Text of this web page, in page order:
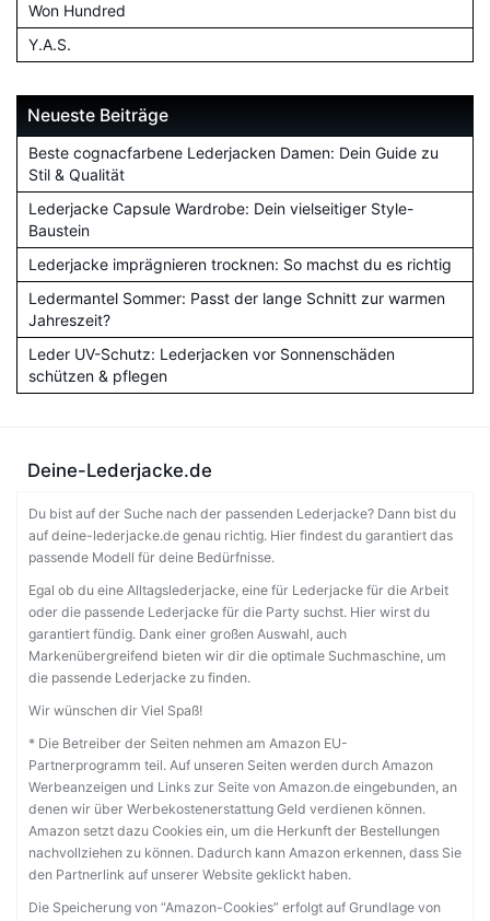
Won Hundred
Y.A.S.
Neueste Beiträge
Beste cognacfarbene Lederjacken Damen: Dein Guide zu
Stil & Qualität
Lederjacke Capsule Wardrobe: Dein vielseitiger Style-
Baustein
Lederjacke imprägnieren trocknen: So machst du es richtig
Ledermantel Sommer: Passt der lange Schnitt zur warmen
Jahreszeit?
Leder UV-Schutz: Lederjacken vor Sonnenschäden
schützen & pflegen
Deine-Lederjacke.de
Du bist auf der Suche nach der passenden Lederjacke? Dann bist du
auf deine-lederjacke.de genau richtig. Hier findest du garantiert das
passende Modell für deine Bedürfnisse.
Egal ob du eine Alltagslederjacke, eine für Lederjacke für die Arbeit
oder die passende Lederjacke für die Party suchst. Hier wirst du
garantiert fündig. Dank einer großen Auswahl, auch
Markenübergreifend bieten wir dir die optimale Suchmaschine, um
die passende Lederjacke zu finden.
Wir wünschen dir Viel Spaß!
* Die Betreiber der Seiten nehmen am Amazon EU-
Partnerprogramm teil. Auf unseren Seiten werden durch Amazon
Werbeanzeigen und Links zur Seite von Amazon.de eingebunden, an
denen wir über Werbekostenerstattung Geld verdienen können.
Amazon setzt dazu Cookies ein, um die Herkunft der Bestellungen
nachvollziehen zu können. Dadurch kann Amazon erkennen, dass Sie
den Partnerlink auf unserer Website geklickt haben.
Die Speicherung von “Amazon-Cookies” erfolgt auf Grundlage von